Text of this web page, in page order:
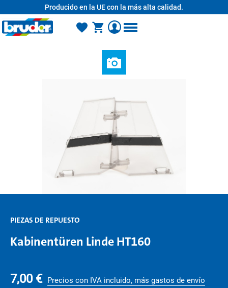
Producido en la UE con la más alta calidad.
PIEZAS DE REPUESTO
Kabinentüren Linde HT160
7,00 € Precios con IVA incluido, más gastos de envío